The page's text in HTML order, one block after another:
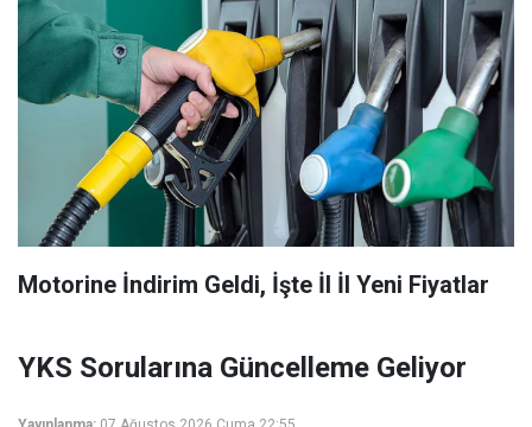
Motorine İndirim Geldi, İşte İl İl Yeni Fiyatlar
YKS Sorularına Güncelleme Geliyor